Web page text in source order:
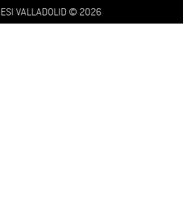
ESI VALLADOLID © 2026